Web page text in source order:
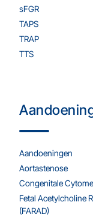
sFGR
TAPS
TRAP
TTS
Aandoeningen
Aortastenose
Congenitale
Fetal Acetylcholine
(FARAD)